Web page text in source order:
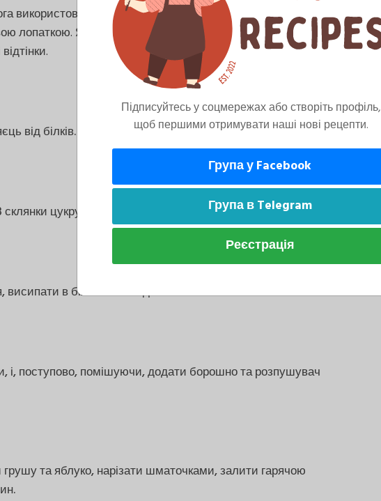
використовуйте мінімум борошна: додавайте його поступово й
лопаткою. Яблуко чудово замінюється абрикосом або персиком
від білків.
цукру та збити до однорідної світло-жовтої маси.
в білки і збити до білої піни.
і, поступово, помішуючи, додати борошно та розпушувач
та яблуко, нарізати шматочками, залити гарячою
Підписуйтесь у соцмережах або створіть профіль,
щоб першими отримувати наші нові рецепти.
Група у Facebook
Група в Telegram
Реєстрація